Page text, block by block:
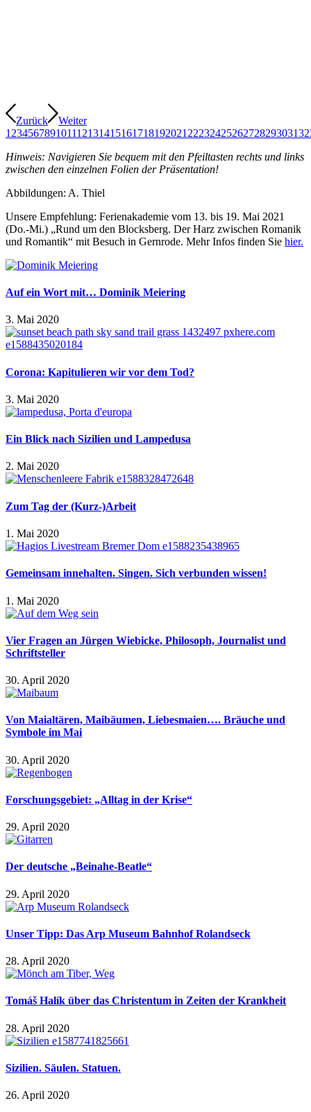
Zurück
Weiter
1 23456789101112131415161718192021 2223242526272829303132
Hinweis: Navigieren Sie bequem mit den Pfeiltasten rechts und links
zwischen den einzelnen Folien der Präsentation!
Abbildungen: A. Thiel
Unsere Empfehlung: Ferienakademie vom 13. bis 19. Mai 2021
(Do.-Mi.) „Rund um den Blocksberg. Der Harz zwischen Romanik
und Romantik“ mit Besuch in Gernrode. Mehr Infos finden Sie hier.
Auf ein Wort mit… Dominik Meiering
3. Mai 2020
Corona: Kapitulieren wir vor dem Tod?
3. Mai 2020
Ein Blick nach Sizilien und Lampedusa
2. Mai 2020
Zum Tag der (Kurz-)Arbeit
1. Mai 2020
Gemeinsam innehalten. Singen. Sich verbunden wissen!
1. Mai 2020
Vier Fragen an Jürgen Wiebicke, Philosoph, Journalist und
Schriftsteller
30. April 2020
Von Maialtären, Maibäumen, Liebesmaien…. Bräuche und
Symbole im Mai
30. April 2020
Forschungsgebiet: „Alltag in der Krise“
29. April 2020
Der deutsche „Beinahe-Beatle“
29. April 2020
Unser Tipp: Das Arp Museum Bahnhof Rolandseck
28. April 2020
Tomáš Halík über das Christentum in Zeiten der Krankheit
28. April 2020
Sizilien. Säulen. Statuen.
26. April 2020